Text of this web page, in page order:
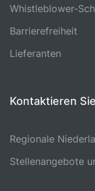
Whistleblower-
Barrierefreiheit
Lieferanten
Kontaktieren
Regionale
Stellenangebote